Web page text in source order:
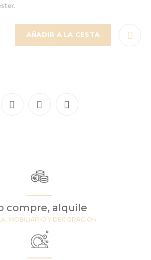
AÑADIR A LA CESTA
compre, alquile
MOBILIARIO Y DECORACIÓN